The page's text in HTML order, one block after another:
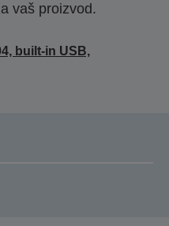
vaš proizvod.
built-in USB,